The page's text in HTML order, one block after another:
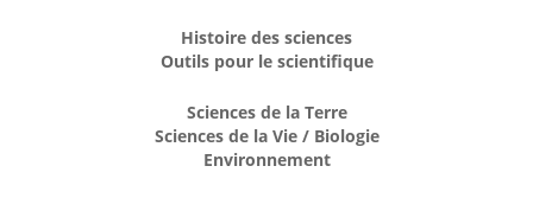
Histoire des sciences
Outils pour le scientifique
Sciences de la Terre
Sciences de la Vie / Biologie
Environnement